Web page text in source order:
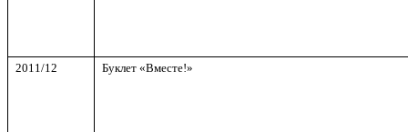
2011/12 Буклет «Вместе!»